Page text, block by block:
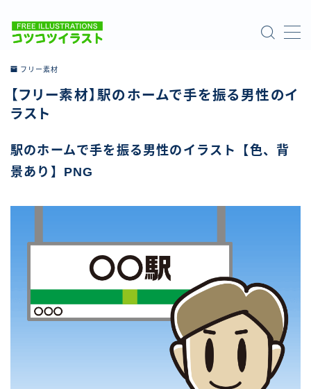
ホーム
お問い合わせ
フリー素材
【フリー素材】駅のホームで手を振る男性のイ
ラスト
駅のホームで手を振る男性のイラスト【色、背
景あり】PNG